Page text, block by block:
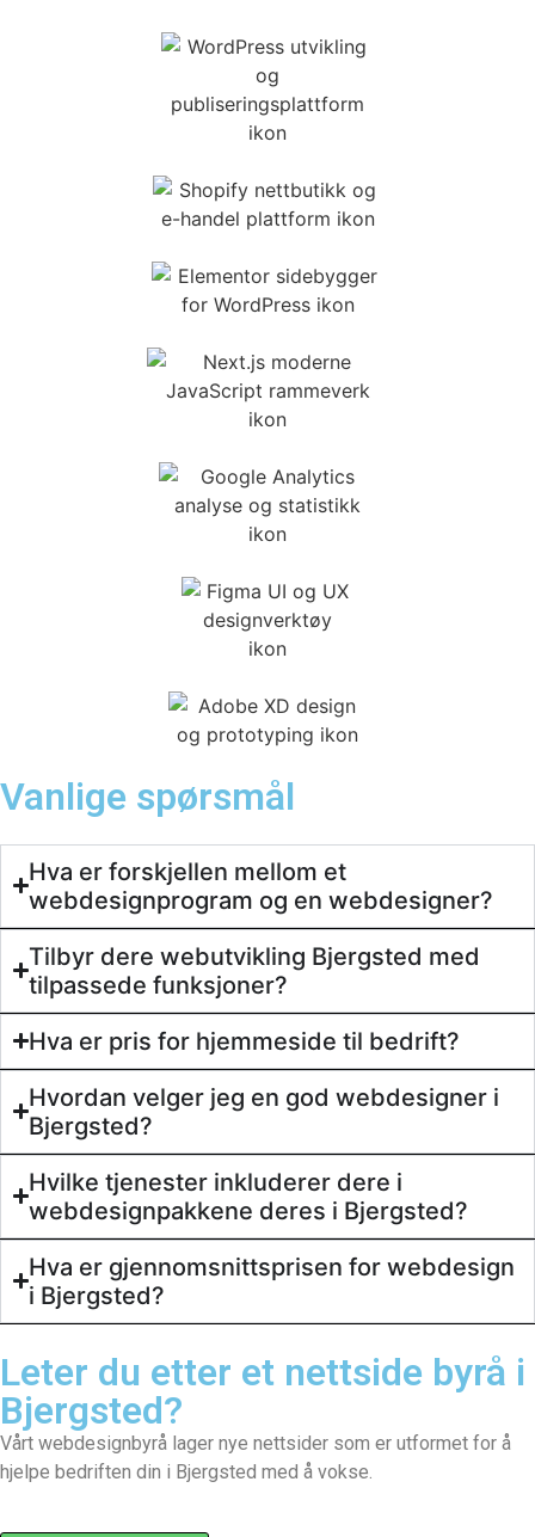
Vanlige spørsmål
Hva er forskjellen mellom et
webdesignprogram og en webdesigner?
Tilbyr dere webutvikling Bjergsted med
tilpassede funksjoner?
Hva er pris for hjemmeside til bedrift?
Hvordan velger jeg en god webdesigner i
Bjergsted?
Hvilke tjenester inkluderer dere i
webdesignpakkene deres i Bjergsted?
Hva er gjennomsnittsprisen for webdesign
i Bjergsted?
Leter du etter et nettside byrå i
Bjergsted?
Vårt webdesignbyrå lager nye nettsider som er utformet for å
hjelpe bedriften din i Bjergsted med å vokse.